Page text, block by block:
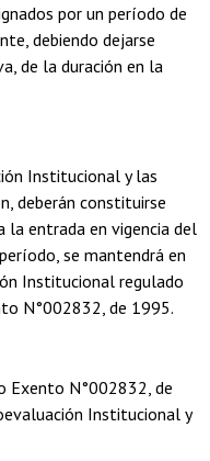
por un período de
debiendo dejarse
de la duración en la
Institucional y las
deberán constituirse
la entrada en vigencia del
se mantendrá en
Institucional regulado
N°002832, de 1995.
Exento N°002832, de
Institucional y